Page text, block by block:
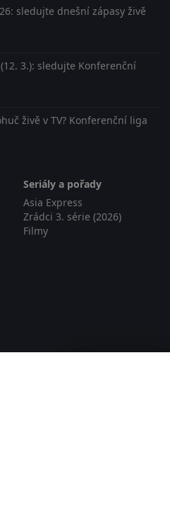
sledujte dnešní zápasy živě
3.): sledujte Konferenční
živě v TV? Konferenční liga
Seriály a pořady
Asia Express
Zrádci 3. série (2026)
Filmy